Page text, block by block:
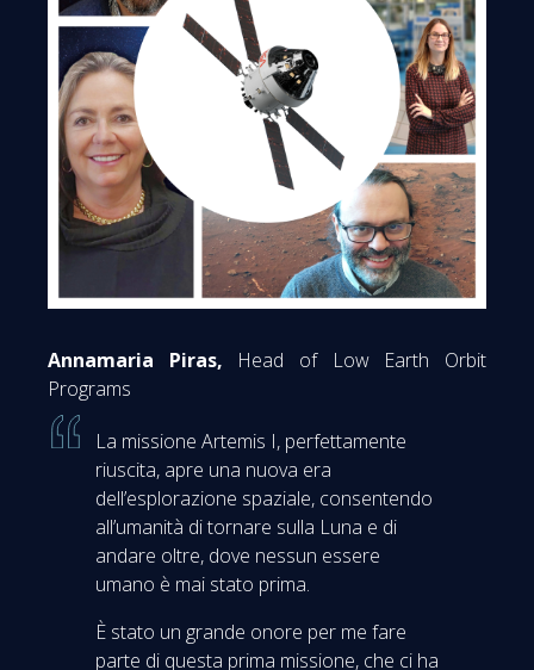
Annamaria Piras, Head of Low Earth Orbit
Programs
La missione Artemis I, perfettamente
riuscita, apre una nuova era
dell’esplorazione spaziale, consentendo
all’umanità di tornare sulla Luna e di
andare oltre, dove nessun essere
umano è mai stato prima.
È stato un grande onore per me fare
parte di questa prima missione, che ci ha